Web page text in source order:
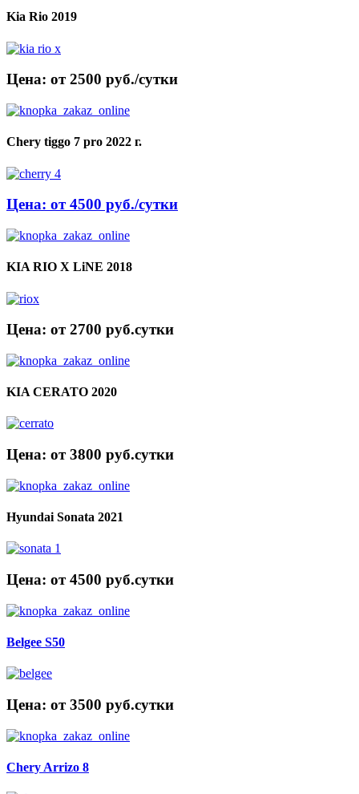
Kia Rio 2019
Цена: от 2500 руб./сутки
Chery tiggo 7 pro 2022 г.
Цена: от 4500 руб./сутки
KIA RIO X LiNE 2018
Цена: от 2700 руб.cутки
KIA CERATO 2020
Цена: от 3800 руб.cутки
Hyundai Sonata 2021
Цена: от 4500 руб.cутки
Belgee S50
Цена: от 3500 руб.cутки
Chery Arrizo 8